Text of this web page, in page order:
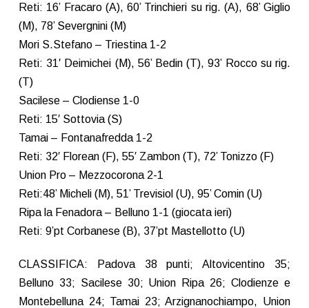
Reti: 16’ Fracaro (A), 60’ Trinchieri su rig. (A), 68’ Giglio
(M), 78’ Severgnini (M)
Mori S.Stefano – Triestina 1-2
Reti: 31′ Deimichei (M), 56’ Bedin (T), 93’ Rocco su rig.
(T)
Sacilese – Clodiense 1-0
Reti: 15′ Sottovia (S)
Tamai – Fontanafredda 1-2
Reti: 32′ Florean (F), 55′ Zambon (T), 72’ Tonizzo (F)
Union Pro – Mezzocorona 2-1
Reti:48’ Micheli (M), 51’ Trevisiol (U), 95’ Comin (U)
Ripa la Fenadora – Belluno 1-1 (giocata ieri)
Reti: 9’pt Corbanese (B), 37’pt Mastellotto (U)
CLASSIFICA: Padova 38 punti; Altovicentino 35;
Belluno 33; Sacilese 30; Union Ripa 26; Clodienze e
Montebelluna 24; Tamai 23; Arzignanochiampo, Union